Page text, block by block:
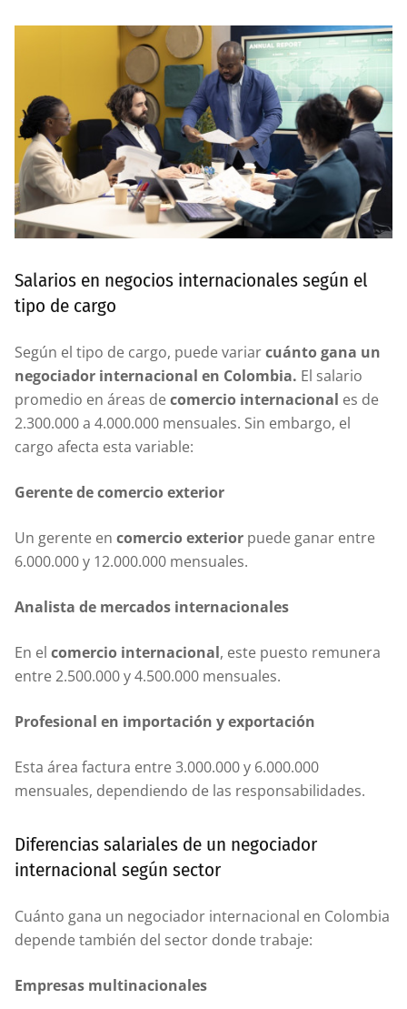
Salarios en negocios internacionales según el
tipo de cargo
Según el tipo de cargo, puede variarcuánto gana un
negociador internacional en Colombia. El salario
promedio en áreas decomercio internacional es de
2.300.000 a 4.000.000 mensuales. Sin embargo, el
cargo afecta esta variable:
Gerente de comercio exterior
Un gerente en comercio exterior puede ganar entre
6.000.000 y 12.000.000 mensuales.
Analista de mercados internacionales
En el comercio internacional, este puesto remunera
entre 2.500.000 y 4.500.000 mensuales.
Profesional en importación y exportación
Esta área factura entre 3.000.000 y 6.000.000
mensuales, dependiendo de las responsabilidades.
Diferencias salariales de un negociador
internacional según sector
Cuánto gana un negociador internacional en Colombia
depende también del sector donde trabaje:
Empresas multinacionales